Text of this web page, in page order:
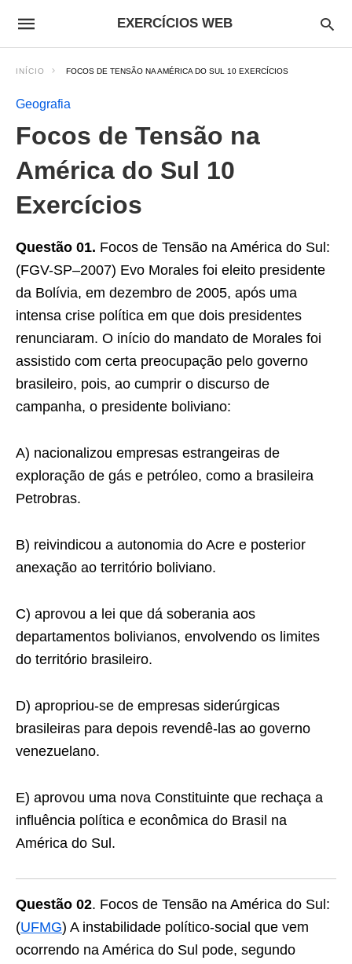
EXERCÍCIOS WEB
INÍCIO FOCOS DE TENSÃO NA AMÉRICA DO SUL 10 EXERCÍCIOS
Geografia
Focos de Tensão na
América do Sul 10
Exercícios
Questão 01. Focos de Tensão na América do Sul:
(FGV-SP–2007) Evo Morales foi eleito presidente
da Bolívia, em dezembro de 2005, após uma
intensa crise política em que dois presidentes
renunciaram. O início do mandato de Morales foi
assistido com certa preocupação pelo governo
brasileiro, pois, ao cumprir o discurso de
campanha, o presidente boliviano:
A) nacionalizou empresas estrangeiras de
exploração de gás e petróleo, como a brasileira
Petrobras.
B) reivindicou a autonomia do Acre e posterior
anexação ao território boliviano.
C) aprovou a lei que dá soberania aos
departamentos bolivianos, envolvendo os limites
do território brasileiro.
D) apropriou-se de empresas siderúrgicas
brasileiras para depois revendê-las ao governo
venezuelano.
E) aprovou uma nova Constituinte que rechaça a
inﬂuência política e econômica do Brasil na
América do Sul.
Questão 02. Focos de Tensão na América do Sul:
(UFMG) A instabilidade político-social que vem
ocorrendo na América do Sul pode, segundo